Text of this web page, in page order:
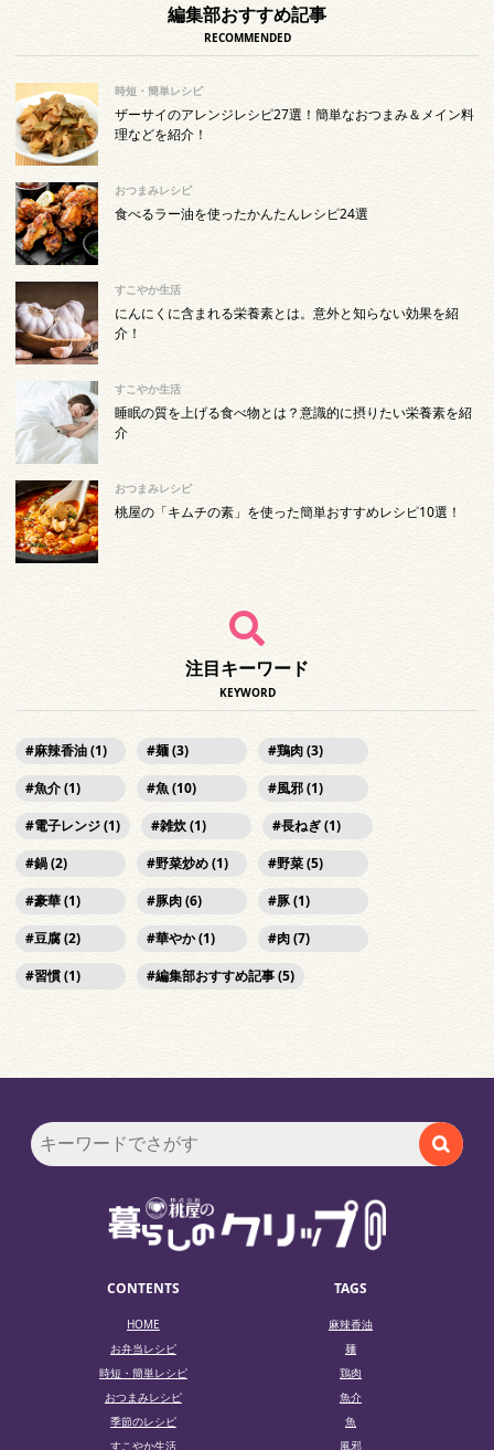
編集部おすすめ記事
RECOMMENDED
時短・簡単レシピ
ザーサイのアレンジレシピ27選！簡単なおつまみ＆メイン料
理などを紹介！
おつまみレシピ
食べるラー油を使ったかんたんレシピ24選
すこやか生活
にんにくに含まれる栄養素とは。意外と知らない効果を紹
介！
すこやか生活
睡眠の質を上げる食べ物とは？意識的に摂りたい栄養素を紹
介
おつまみレシピ
桃屋の「キムチの素」を使った簡単おすすめレシピ10選！
注目キーワード
KEYWORD
麻辣香油 (1) 麺 (3)
鶏肉 (3)
魚介 (1)
魚 (10)
風邪 (1)
電子レンジ (1)
雑炊 (1)
長ねぎ (1)
鍋 (2)
野菜炒め (1)
野菜 (5)
豪華 (1)
豚肉 (6)
豚 (1)
豆腐 (2)
華やか (1)
肉 (7)
習慣 (1)
編集部おすすめ記事 (5)
CONTENTS
HOME
お弁当レシピ
時短・簡単レシピ
おつまみレシピ
季節のレシピ
すこやか生活
TAGS
麻辣香油
麺
鶏肉
魚介
魚
風邪